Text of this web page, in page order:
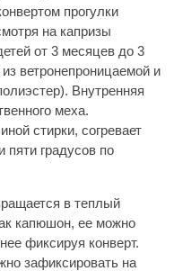
прогулки
на капризы
от 3 месяцев до 3
ветронепроницаемой и
Внутренняя
меха.
стирки, согревает
пяти градусов по
в теплый
капюшон, ее можно
фиксируя конверт.
зафиксировать на